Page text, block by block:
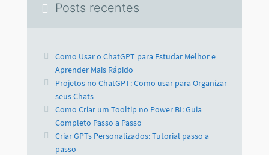
Posts recentes
Como Usar o ChatGPT para Estudar Melhor e
Aprender Mais Rápido
Projetos no ChatGPT: Como usar para Organizar
seus Chats
Como Criar um Tooltip no Power BI: Guia
Completo Passo a Passo
Criar GPTs Personalizados: Tutorial passo a
passo